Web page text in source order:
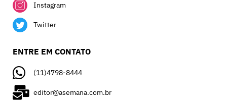
Instagram
Twitter
ENTRE EM CONTATO
(11)4798-8444
editor@asemana.com.br